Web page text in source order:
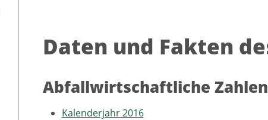
Daten und Fakten
Abfallwirtschaftliche
Kalenderjahr 2016